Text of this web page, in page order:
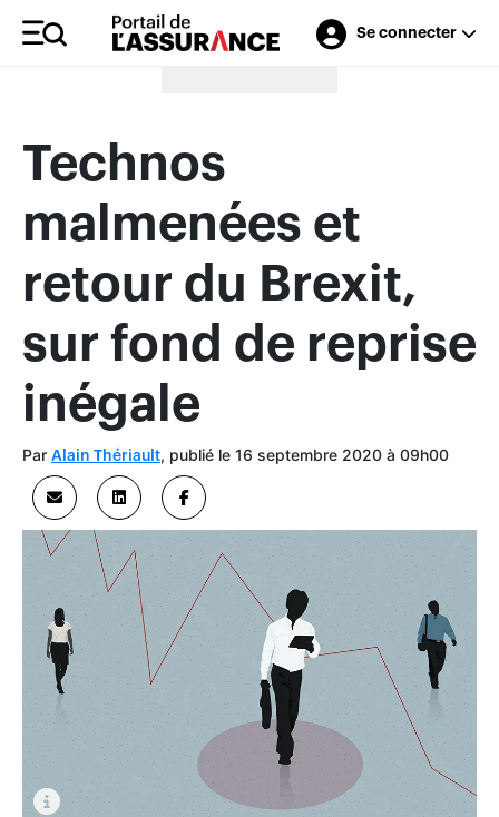
Se connecter
Merci à nos annonceurs
Technos
malmenées et
retour du Brexit,
sur fond de reprise
inégale
Par Alain Thériault, publié le 16 septembre 2020 à 09h00